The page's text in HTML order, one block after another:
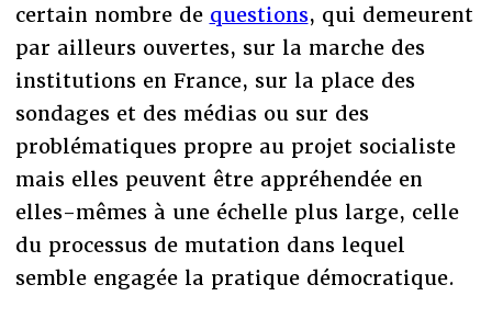
certain nombre de questions, qui demeurent
par ailleurs ouvertes, sur la marche des
institutions en France, sur la place des
sondages et des médias ou sur des
problématiques propre au projet socialiste
mais elles peuvent être appréhendée en
elles-mêmes à une échelle plus large, celle
du processus de mutation dans lequel
semble engagée la pratique démocratique.